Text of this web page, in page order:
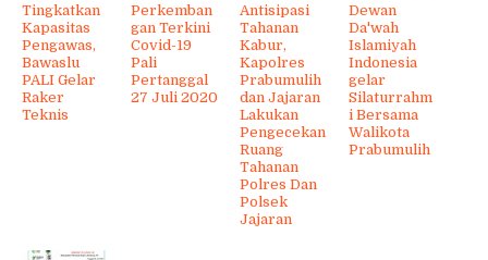
Tingkatkan
Kapasitas
Pengawas,
Bawaslu
PALI Gelar
Raker
Teknis
Perkemban
gan Terkini
Covid-19
Pali
Pertanggal
27 Juli 2020
Antisipasi
Tahanan
Kabur,
Kapolres
Prabumulih
dan Jajaran
Lakukan
Pengecekan
Ruang
Tahanan
Polres Dan
Polsek
Jajaran
Dewan
Da'wah
Islamiyah
Indonesia
gelar
Silaturrahm
i Bersama
Walikota
Prabumulih